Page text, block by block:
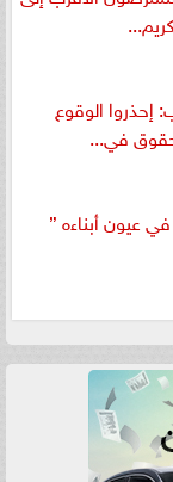
إحذروا الوقوع
في...
عيون أبناءه ”